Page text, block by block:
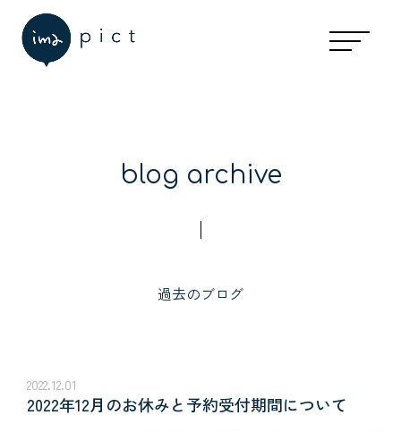
お休みと予約受付時間
アクセスマップ
blog archive
過去のブログ
2022.12.01
2022年12月のお休みと予約受付期間について